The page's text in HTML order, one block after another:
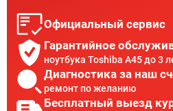
Официальный сервис
Гарантийное
ноутбука Toshiba A45 до 3
Диагностика за наш
ремонт по желанию
Бесплатный выезд